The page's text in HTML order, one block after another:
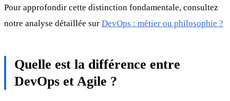
Pour approfondir cette distinction fondamentale, consultez
notre analyse détaillée sur DevOps : métier ou philosophie ?
Quelle est la différence entre
DevOps et Agile ?